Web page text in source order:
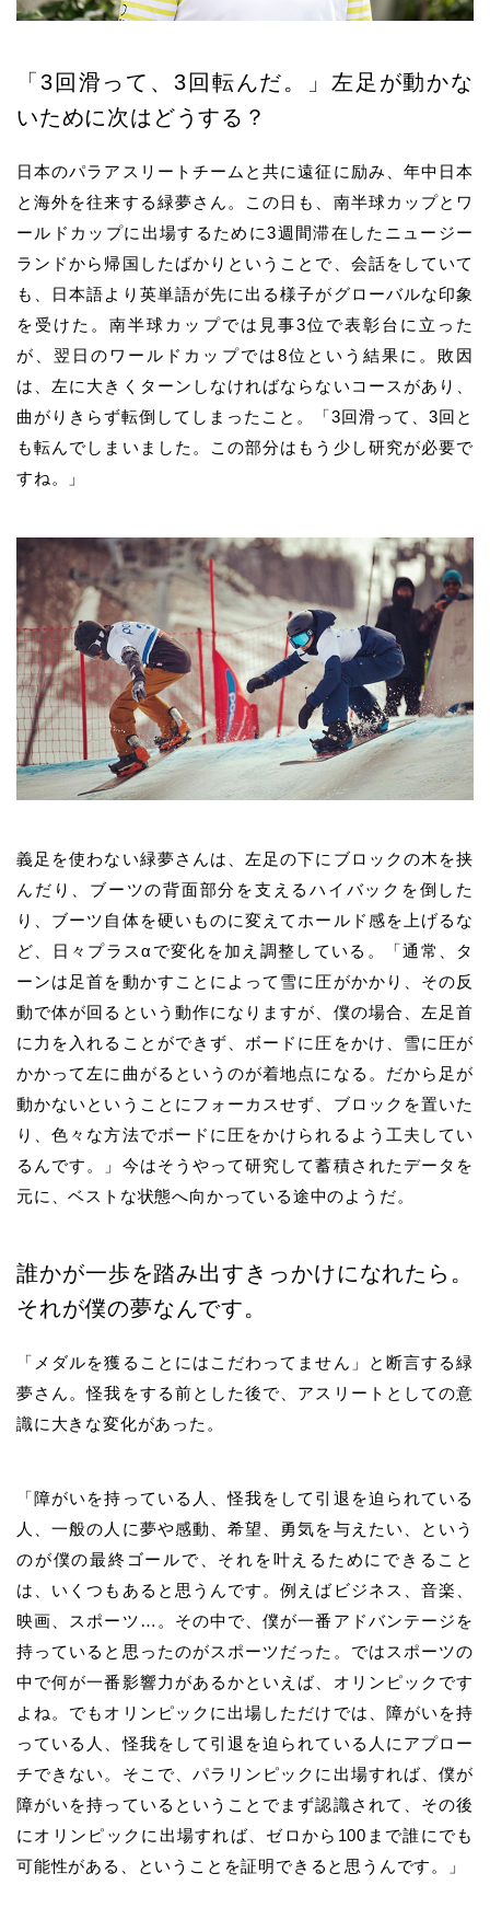
「3回滑って、3回転んだ。」左足が動かな
いために次はどうする？
日本のパラアスリートチームと共に遠征に励み、年中日本
と海外を往来する緑夢さん。この日も、南半球カップとワ
ールドカップに出場するために3週間滞在したニュージー
ランドから帰国したばかりということで、会話をしていて
も、日本語より英単語が先に出る様子がグローバルな印象
を受けた。南半球カップでは見事3位で表彰台に立った
が、翌日のワールドカップでは8位という結果に。敗因
は、左に大きくターンしなければならないコースがあり、
曲がりきらず転倒してしまったこと。「3回滑って、3回と
も転んでしまいました。この部分はもう少し研究が必要で
すね。」
義足を使わない緑夢さんは、左足の下にブロックの木を挟
んだり、ブーツの背面部分を支えるハイバックを倒した
り、ブーツ自体を硬いものに変えてホールド感を上げるな
ど、日々プラスαで変化を加え調整している。「通常、タ
ーンは足首を動かすことによって雪に圧がかかり、その反
動で体が回るという動作になりますが、僕の場合、左足首
に力を入れることができず、ボードに圧をかけ、雪に圧が
かかって左に曲がるというのが着地点になる。だから足が
動かないということにフォーカスせず、ブロックを置いた
り、色々な方法でボードに圧をかけられるよう工夫してい
るんです。」今はそうやって研究して蓄積されたデータを
元に、ベストな状態へ向かっている途中のようだ。
誰かが一歩を踏み出すきっかけになれたら。
それが僕の夢なんです。
「メダルを獲ることにはこだわってません」と断言する緑
夢さん。怪我をする前とした後で、アスリートとしての意
識に大きな変化があった。
「障がいを持っている人、怪我をして引退を迫られている
人、一般の人に夢や感動、希望、勇気を与えたい、という
のが僕の最終ゴールで、それを叶えるためにできること
は、いくつもあると思うんです。例えばビジネス、音楽、
映画、スポーツ…。その中で、僕が一番アドバンテージを
持っていると思ったのがスポーツだった。ではスポーツの
中で何が一番影響力があるかといえば、オリンピックです
よね。でもオリンピックに出場しただけでは、障がいを持
っている人、怪我をして引退を迫られている人にアプロー
チできない。そこで、パラリンピックに出場すれば、僕が
障がいを持っているということでまず認識されて、その後
にオリンピックに出場すれば、ゼロから100まで誰にでも
可能性がある、ということを証明できると思うんです。」